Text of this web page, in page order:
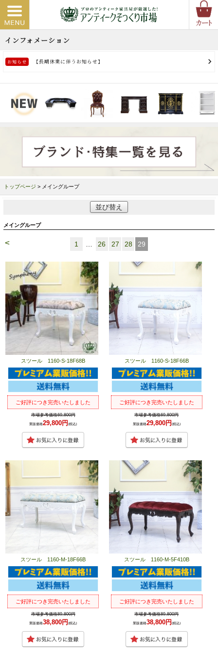
トップページ > メイングループ
並び替え
メイングループ
< 1 26 27 28 29
スツール 1160-S-18F68B
ご好評につき完売いたしました
市場参考価格69,800円
業販価格29,800円(税込)
スツール 1160-S-18F66B
ご好評につき完売いたしました
市場参考価格69,800円
業販価格29,800円 (税込)
スツール 1160-M-18F66B
ご好評につき完売いたしました
市場参考価格89,800円
業販価格38,800円(税込)
スツール 1160-M-5F410B
ご好評につき完売いたしました
市場参考価格89,800円
業販価格38,800円(税込)